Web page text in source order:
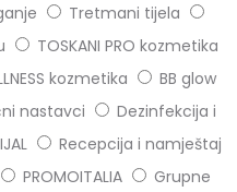
Tretmani tijela
TOSKANI PRO kozmetika
kozmetika
BB glow
nastavci
Dezinfekcija i
Recepcija i namještaj
PROMOITALIA Grupne